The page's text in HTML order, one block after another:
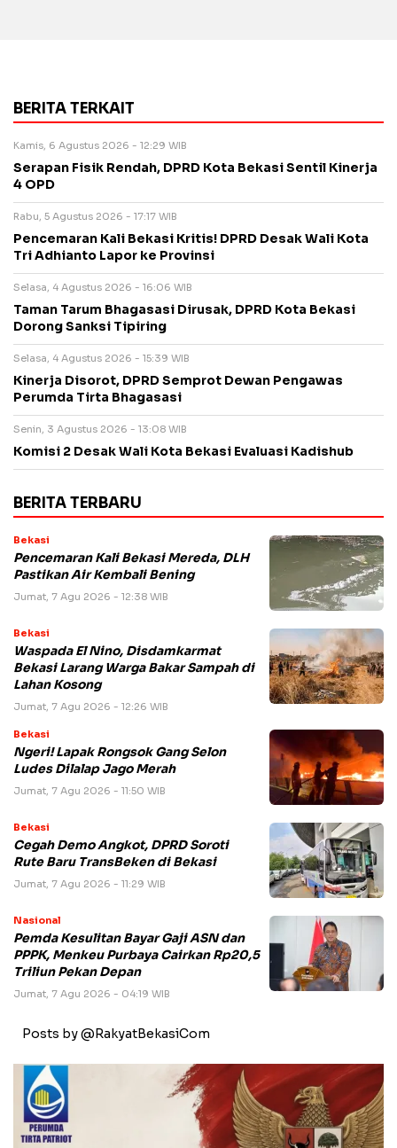
BERITA TERKAIT
Kamis, 6 Agustus 2026 - 12:29 WIB
Serapan Fisik Rendah, DPRD Kota Bekasi Sentil Kinerja
4 OPD
Rabu, 5 Agustus 2026 - 17:17 WIB
Pencemaran Kali Bekasi Kritis! DPRD Desak Wali Kota
Tri Adhianto Lapor ke Provinsi
Selasa, 4 Agustus 2026 - 16:06 WIB
Taman Tarum Bhagasasi Dirusak, DPRD Kota Bekasi
Dorong Sanksi Tipiring
Selasa, 4 Agustus 2026 - 15:39 WIB
Kinerja Disorot, DPRD Semprot Dewan Pengawas
Perumda Tirta Bhagasasi
Senin, 3 Agustus 2026 - 13:08 WIB
Komisi 2 Desak Wali Kota Bekasi Evaluasi Kadishub
BERITA TERBARU
Bekasi
Pencemaran Kali Bekasi Mereda, DLH
Pastikan Air Kembali Bening
Jumat, 7 Agu 2026 - 12:38 WIB
Bekasi
Waspada El Nino, Disdamkarmat
Bekasi Larang Warga Bakar Sampah di
Lahan Kosong
Jumat, 7 Agu 2026 - 12:26 WIB
Bekasi
Ngeri! Lapak Rongsok Gang Selon
Ludes Dilalap Jago Merah
Jumat, 7 Agu 2026 - 11:50 WIB
Bekasi
Cegah Demo Angkot, DPRD Soroti
Rute Baru TransBeken di Bekasi
Jumat, 7 Agu 2026 - 11:29 WIB
Nasional
Pemda Kesulitan Bayar Gaji ASN dan
PPPK, Menkeu Purbaya Cairkan Rp20,5
Triliun Pekan Depan
Jumat, 7 Agu 2026 - 04:19 WIB
Posts by @RakyatBekasiCom